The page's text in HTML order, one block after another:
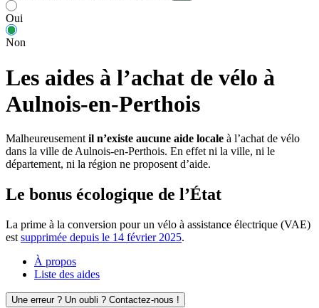
Oui
Non
Les aides à l’achat de vélo à
Aulnois-en-Perthois
Malheureusement il n’existe aucune aide locale à l’achat de vélo
dans la ville de Aulnois-en-Perthois. En effet ni la ville, ni le
département, ni la région ne proposent d’aide.
Le bonus écologique de l’État
La prime à la conversion pour un vélo à assistance électrique (VAE)
est supprimée depuis le 14 février 2025.
À propos
Liste des aides
Une erreur ? Un oubli ? Contactez-nous !